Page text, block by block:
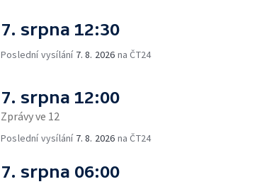
7. srpna 12:30
Poslední vysílání 7. 8. 2026 na ČT24
7. srpna 12:00
Zprávy ve 12
Poslední vysílání 7. 8. 2026 na ČT24
7. srpna 06:00